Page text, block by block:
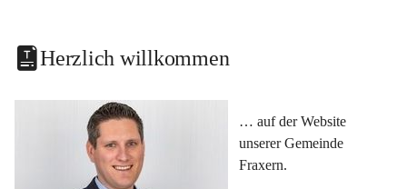
Herzlich willkommen
… auf der Website
unserer Gemeinde
Fraxern.